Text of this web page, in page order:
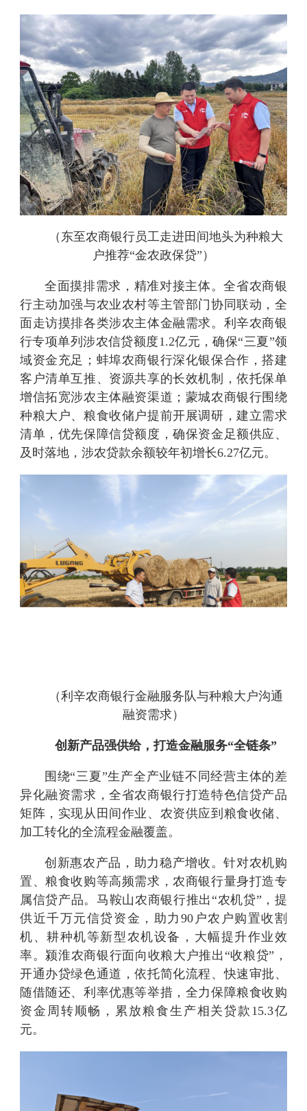
（东至农商银行员工走进田间地头为种粮大
户推荐“金农政保贷”）
全面摸排需求，精准对接主体。全省农商银
行主动加强与农业农村等主管部门协同联动，全
面走访摸排各类涉农主体金融需求。利辛农商银
行专项单列涉农信贷额度1.2亿元，确保“三夏”领
域资金充足；蚌埠农商银行深化银保合作，搭建
客户清单互推、资源共享的长效机制，依托保单
增信拓宽涉农主体融资渠道；蒙城农商银行围绕
种粮大户、粮食收储户提前开展调研，建立需求
清单，优先保障信贷额度，确保资金足额供应、
及时落地，涉农贷款余额较年初增长6.27亿元。
（利辛农商银行金融服务队与种粮大户沟通
融资需求）
创新产品强供给，打造金融服务“全链条”
围绕“三夏”生产全产业链不同经营主体的差
异化融资需求，全省农商银行打造特色信贷产品
矩阵，实现从田间作业、农资供应到粮食收储、
加工转化的全流程金融覆盖。
创新惠农产品，助力稳产增收。针对农机购
置、粮食收购等高频需求，农商银行量身打造专
属信贷产品。马鞍山农商银行推出“农机贷”，提
供近千万元信贷资金，助力90户农户购置收割
机、耕种机等新型农机设备，大幅提升作业效
率。颍淮农商银行面向收粮大户推出“收粮贷”，
开通办贷绿色通道，依托简化流程、快速审批、
随借随还、利率优惠等举措，全力保障粮食收购
资金周转顺畅，累放粮食生产相关贷款15.3亿
元。